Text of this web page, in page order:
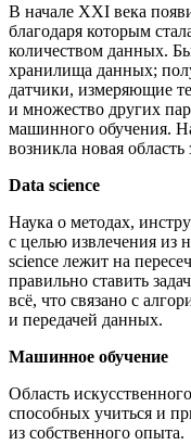
В начале XXI века
благодаря которым
количеством данных.
хранилища данных;
датчики, измеряющие
и множество других
машинного обучения.
возникла новая
Data science
Наука о методах,
с целью извлечения из
science лежит на
правильно ставить
всё, что связано с
и передачей данных.
Машинное обучение
Область
способных учиться и
из собственного опыта.